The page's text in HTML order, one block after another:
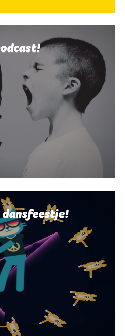
dansfeestje!